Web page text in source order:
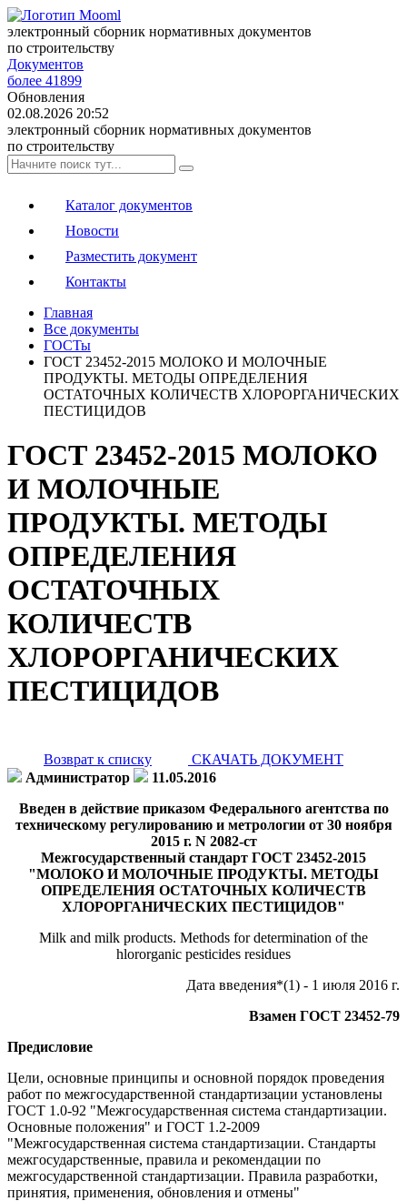
электронный сборник нормативных документов
по строительству
Документов
более 41899
Обновления
02.08.2026 20:52
электронный сборник нормативных документов
по строительству
Каталог документов
Новости
Разместить документ
Контакты
Главная
Все документы
ГОСТы
ГОСТ 23452-2015 МОЛОКО И МОЛОЧНЫЕ
ПРОДУКТЫ. МЕТОДЫ ОПРЕДЕЛЕНИЯ
ОСТАТОЧНЫХ КОЛИЧЕСТВ ХЛОРОРГАНИЧЕСКИХ
ПЕСТИЦИДОВ
ГОСТ 23452-2015 МОЛОКО
И МОЛОЧНЫЕ
ПРОДУКТЫ. МЕТОДЫ
ОПРЕДЕЛЕНИЯ
ОСТАТОЧНЫХ
КОЛИЧЕСТВ
ХЛОРОРГАНИЧЕСКИХ
ПЕСТИЦИДОВ
Возврат к списку
СКАЧАТЬ ДОКУМЕНТ
Администратор
11.05.2016
Введен в действие приказом Федерального агентства по
техническому регулированию и метрологии от 30 ноября
2015 г. N 2082-ст
Межгосударственный стандарт ГОСТ 23452-2015
"МОЛОКО И МОЛОЧНЫЕ ПРОДУКТЫ. МЕТОДЫ
ОПРЕДЕЛЕНИЯ ОСТАТОЧНЫХ КОЛИЧЕСТВ
ХЛОРОРГАНИЧЕСКИХ ПЕСТИЦИДОВ"
Milk and milk products. Methods for determination of the
hlororganic pesticides residues
Дата введения*(1) - 1 июля 2016 г.
Взамен ГОСТ 23452-79
Предисловие
Цели, основные принципы и основной порядок проведения
работ по межгосударственной стандартизации установлены
ГОСТ 1.0-92 "Межгосударственная система стандартизации.
Основные положения" и ГОСТ 1.2-2009
"Межгосударственная система стандартизации. Стандарты
межгосударственные, правила и рекомендации по
межгосударственной стандартизации. Правила разработки,
принятия, применения, обновления и отмены"